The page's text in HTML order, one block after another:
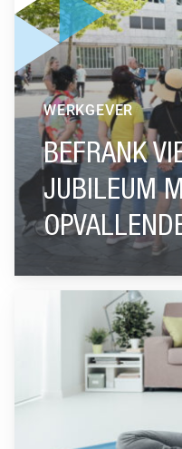
BEFRANK
JUBILEUM
WERKGEVER
GA NAAR “MEER